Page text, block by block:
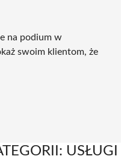
na podium w
swoim klientom, że
USŁUGI